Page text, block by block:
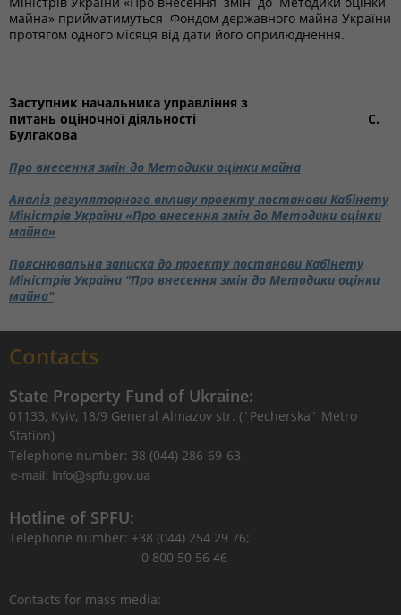
майна» прийматимуться Фондом державного майна України
протягом одного місяця від дати його оприлюднення.
Заступник начальника управління з
питань оціночної діяльності С.
Булгакова
Про внесення змін до Методики оцінки майна
Аналіз регуляторного впливу проекту постанови Кабінету
Міністрів України «Про внесення змін до Методики оцінки
майна»
Пояснювальна записка до проекту постанови Кабінету
Міністрів України "Про внесення змін до Методики оцінки
майна"
Contacts
State Property Fund of Ukraine:
01133, Kyiv, 18/9 General Almazov str. (`Pecherska` Metro
Station)
Telephone number: 38 (044) 286-69-63
Hotline of SPFU:
Telephone number: +38 (044) 254 29 76;
0 800 50 56 46
Contacts for mass media: